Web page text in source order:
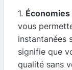
1.
vous
instantanées
signifie que
qualité sans